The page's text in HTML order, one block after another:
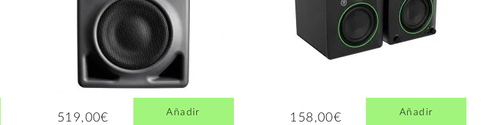
519,00€ Añadir 158,00€ Añadir